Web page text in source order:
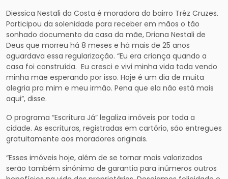
Diessica Nestali da Costa é moradora do bairro Trêz Cruzes.
Participou da solenidade para receber em mãos o tão
sonhado documento da casa da mãe, Driana Nestali de
Deus que morreu há 8 meses e há mais de 25 anos
aguardava essa regularização. “Eu era criança quando a
casa foi construída. Eu cresci e vivi minha vida toda vendo
minha mãe esperando por isso. Hoje é um dia de muita
alegria pra mim e meu irmão. Pena que ela não está mais
aqui”, disse.
O programa “Escritura Já” legaliza imóveis por toda a
cidade. As escrituras, registradas em cartório, são entregues
gratuitamente aos moradores originais.
“Esses imóveis hoje, além de se tornar mais valorizados
serão também sinônimo de garantia para inúmeros outros